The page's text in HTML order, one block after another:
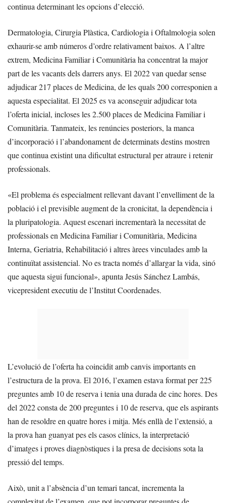
continua determinant les opcions d’elecció.
Dermatologia, Cirurgia Plàstica, Cardiologia i Oftalmologia solen
exhaurir-se amb números d’ordre relativament baixos. A l’altre
extrem, Medicina Familiar i Comunitària ha concentrat la major
part de les vacants dels darrers anys. El 2022 van quedar sense
adjudicar 217 places de Medicina, de les quals 200 corresponien a
aquesta especialitat. El 2025 es va aconseguir adjudicar tota
l’oferta inicial, incloses les 2.500 places de Medicina Familiar i
Comunitària. Tanmateix, les renúncies posteriors, la manca
d’incorporació i l’abandonament de determinats destins mostren
que continua existint una dificultat estructural per atraure i retenir
professionals.
«El problema és especialment rellevant davant l’envelliment de la
població i el previsible augment de la cronicitat, la dependència i
la pluripatologia. Aquest escenari incrementarà la necessitat de
professionals en Medicina Familiar i Comunitària, Medicina
Interna, Geriatria, Rehabilitació i altres àrees vinculades amb la
continuïtat assistencial. No es tracta només d’allargar la vida, sinó
que aquesta sigui funcional», apunta Jesús Sánchez Lambás,
vicepresident executiu de l’Institut Coordenades.
L’evolució de l’oferta ha coincidit amb canvis importants en
l’estructura de la prova. El 2016, l’examen estava format per 225
preguntes amb 10 de reserva i tenia una durada de cinc hores. Des
del 2022 consta de 200 preguntes i 10 de reserva, que els aspirants
han de resoldre en quatre hores i mitja. Més enllà de l’extensió, a
la prova han guanyat pes els casos clínics, la interpretació
d’imatges i proves diagnòstiques i la presa de decisions sota la
pressió del temps.
Això, unit a l’absència d’un temari tancat, incrementa la